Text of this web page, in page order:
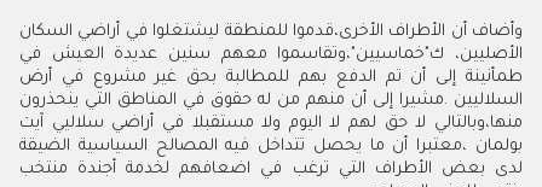
وأضاف أن الأطراف الأخرى،قدموا للمنطقة ليشتغلوا في أراضي السكان
الأصليين، ك"خماسيين"،وتقاسموا معهم سنين عديدة العيش في
طمأنينة إلى أن تم الدفع بهم للمطالبة بحق غير مشروع في أرض
السلاليين .مشيرا إلى أن منهم من له حقوق في المناطق التي ينحذرون
منها،وبالتالي لا حق لهم لا اليوم ولا مستقبلا في أراضي سلاليي آيت
بولمان ،معتبرا أن ما يحصل تتداخل فيه المصالح السياسية الضيقة
لدى بعض الأطراف التي ترغب في اضعافهم لخدمة أجندة منتخب